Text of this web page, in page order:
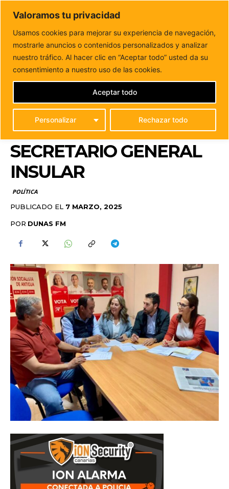
Valoramos tu privacidad
Usamos cookies para mejorar su experiencia de navegación,
mostrarle anuncios o contenidos personalizados y analizar
nuestro tráfico. Al hacer clic en “Aceptar todo” usted da su
consentimiento a nuestro uso de las cookies.
Personalizar Rechazar todo
Aceptar todo
DUNAS FM
Tu informacion de forma cercana
Inicio POLÍTICA
El PSOE de Fuerteventura ratifica a Blas
Acosta como su secretario general...
EL PSOE DE
FUERTEVENTURA
RATIFICA A BLAS
ACOSTA COMO SU
SECRETARIO GENERAL
INSULAR
POLÍTICA
PUBLICADO EL 7 MARZO, 2025
POR DUNAS FM